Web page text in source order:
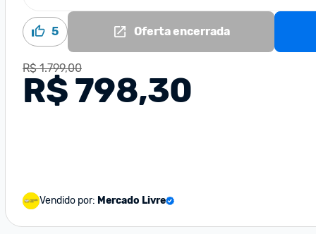
5 Oferta encerrada
R$ 1.799,00
R$ 798,30
Vendido por: Mercado Livre